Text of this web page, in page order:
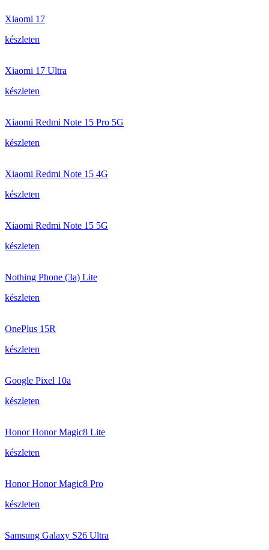
Xiaomi 17
készleten
Xiaomi 17 Ultra
készleten
Xiaomi Redmi Note 15 Pro 5G
készleten
Xiaomi Redmi Note 15 4G
készleten
Xiaomi Redmi Note 15 5G
készleten
Nothing Phone (3a) Lite
készleten
OnePlus 15R
készleten
Google Pixel 10a
készleten
Honor Honor Magic8 Lite
készleten
Honor Honor Magic8 Pro
készleten
Samsung Galaxy S26 Ultra